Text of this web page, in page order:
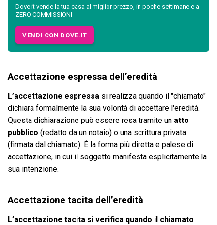
Dove.it vende la tua casa al miglior prezzo, in poche settimane e a
ZERO COMMISSIONI
VENDI CON DOVE.IT
Accettazione espressa dell’eredità
L’accettazione espressa si realizza quando il "chiamato"
dichiara formalmente la sua volontà di accettare l'eredità.
Questa dichiarazione può essere resa tramite un atto
pubblico (redatto da un notaio) o una scrittura privata
(firmata dal chiamato). È la forma più diretta e palese di
accettazione, in cui il soggetto manifesta esplicitamente la
sua intenzione.
Accettazione tacita dell’eredità
L’accettazione tacita si verifica quando il chiamato